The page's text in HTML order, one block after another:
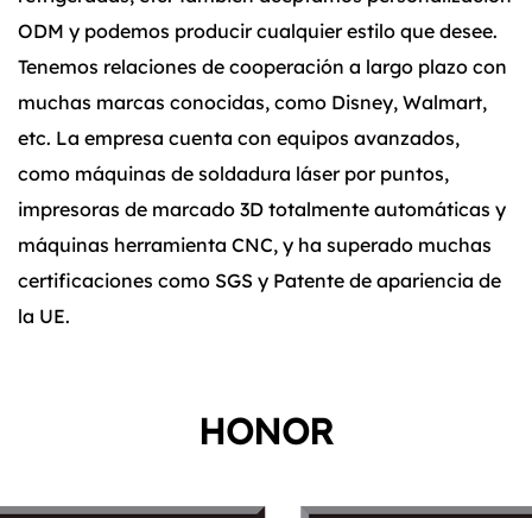
ODM y podemos producir cualquier estilo que desee.
Tenemos relaciones de cooperación a largo plazo con
muchas marcas conocidas, como Disney, Walmart,
etc. La empresa cuenta con equipos avanzados,
como máquinas de soldadura láser por puntos,
impresoras de marcado 3D totalmente automáticas y
máquinas herramienta CNC, y ha superado muchas
certificaciones como SGS y Patente de apariencia de
la UE.
HONOR